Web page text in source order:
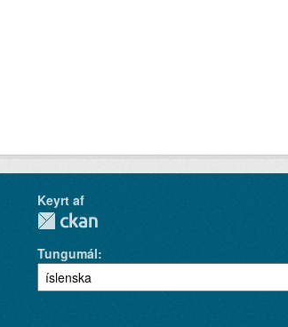
Keyrt af
Tungumál